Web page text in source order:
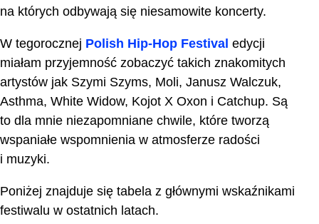
na których odbywają się niesamowite koncerty.
W tegorocznej Polish Hip-Hop Festival edycji
miałam przyjemność zobaczyć takich znakomitych
artystów jak Szymi Szyms, Moli, Janusz Walczuk,
Asthma, White Widow, Kojot X Oxon i Catchup. Są
to dla mnie niezapomniane chwile, które tworzą
wspaniałe wspomnienia w atmosferze radości
i muzyki.
Poniżej znajduje się tabela z głównymi wskaźnikami
festiwalu w ostatnich latach.